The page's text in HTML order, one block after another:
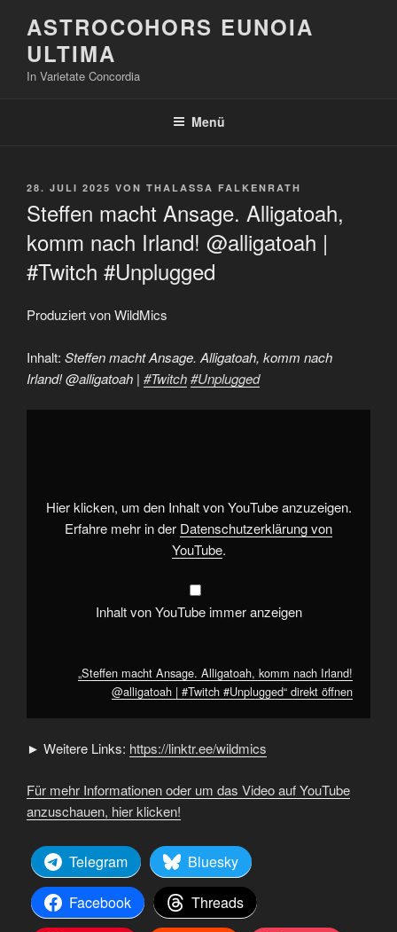
Inhalt
springen
ASTROCOHORS EUNOIA
ULTIMA
In Varietate Concordia
Menü
VERÖFFENTLICHT
28. JULI 2025 VON THALASSA FALKENRATH
Steffen macht Ansage. Alligatoah,
komm nach Irland! @alligatoah |
#Twitch #Unplugged
Produziert von WildMics
Inhalt: Steffen macht Ansage. Alligatoah, komm nach
Irland! @alligatoah | #Twitch#Unplugged
„Steffen
@alligatoah
#Twitch
#Unplugged“
Hier klicken, um den Inhalt von YouTube anzuzeigen.
Erfahre mehr in der Datenschutzerklärung von
YouTube.
Inhalt von YouTube immer anzeigen
„Steffen macht Ansage. Alligatoah, komm nach Irland!
@alligatoah | #Twitch #Unplugged“ direkt öffnen
► Weitere Links: https://linktr.ee/wildmics
Für mehr Informationen oder um das Video auf YouTube
anzuschauen, hier klicken!
Telegram
Bluesky
Facebook
Threads